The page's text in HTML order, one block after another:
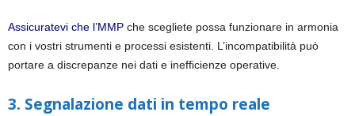
Assicuratevi che l’MMP che scegliete possa funzionare in armonia
con i vostri strumenti e processi esistenti. L’incompatibilità può
portare a discrepanze nei dati e inefficienze operative.
3. Segnalazione dati in tempo reale